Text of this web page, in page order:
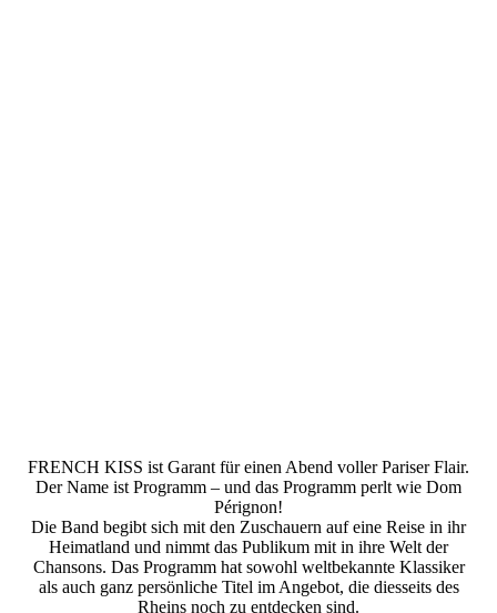
FRENCH KISS ist Garant für einen Abend voller Pariser Flair.
Der Name ist Programm – und das Programm perlt wie Dom
Pérignon!
Die Band begibt sich mit den Zuschauern auf eine Reise in ihr
Heimatland und nimmt das Publikum mit in ihre Welt der
Chansons. Das Programm hat sowohl weltbekannte Klassiker
als auch ganz persönliche Titel im Angebot, die diesseits des
Rheins noch zu entdecken sind.